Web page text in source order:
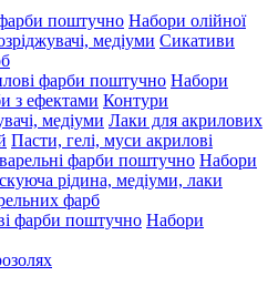
поштучно Набори олійної
медіуми Сикативи
фарби поштучно Набори
з ефектами Контури
медіуми Лаки для акрилових
Пасти, гелі, муси акрилові
фарби поштучно Набори
рідина, медіуми, лаки
фарб
фарби поштучно Набори